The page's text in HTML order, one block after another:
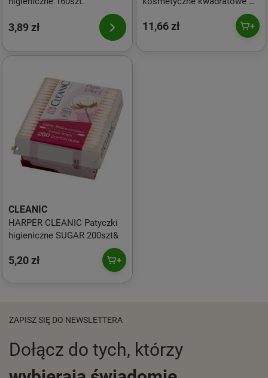
3,89 zł 11,66 zł
CLEANIC
HARPER CLEANIC Patyczki
higieniczne SUGAR 200szt&
5,20 zł
ZAPISZ SIĘ DO NEWSLETTERA
Dołącz do tych, którzy